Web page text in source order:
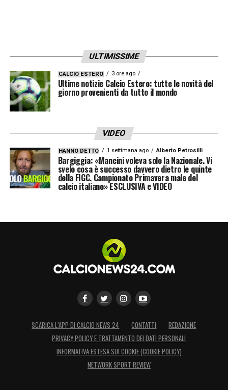
ULTIMISSIME
CALCIO ESTERO 3 ore ago
Ultime notizie Calcio Estero: tutte le novità del
giorno provenienti da tutto il mondo
VIDEO
HANNO DETTO 1 settimana ago Alberto Petrosilli
Bargiggia: «Mancini voleva solo la Nazionale. Vi
svelo cosa è successo davvero dietro le quinte
della FIGC. Campionato Primavera male del
calcio italiano» ESCLUSIVA e VIDEO
SCARICA L’APP DI CALCIO NEWS 24 CONTATTI
REDAZIONE
PRIVACY POLICY E TRATTAMENTO DEI DATI PERSONALI
INFORMATIVA ESTESA SUI COOKIE (COOKIE POLICY)
NETWORK SPORT REVIEW